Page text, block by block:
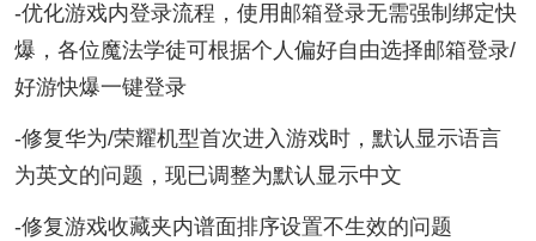
-优化游戏内登录流程，使用邮箱登录无需强制绑定快
爆，各位魔法学徒可根据个人偏好自由选择邮箱登录/
好游快爆一键登录
-修复华为/荣耀机型首次进入游戏时，默认显示语言
为英文的问题，现已调整为默认显示中文
-修复游戏收藏夹内谱面排序设置不生效的问题